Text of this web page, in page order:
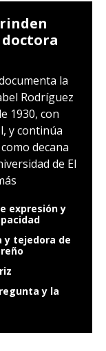
la
Rodríguez
1930, con
y continúa
decana
de El
expresión y
y tejedora de
y la